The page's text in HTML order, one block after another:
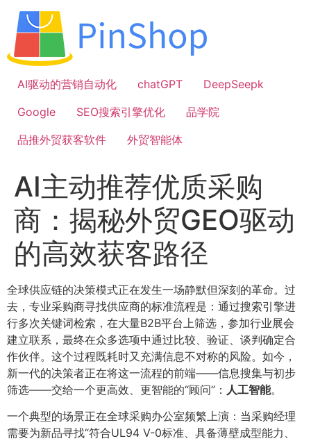
容
AI驱动的营销自动化
chatGPT
DeepSeepk
Google
SEO搜索引擎优化
品学院
品推外贸获客软件
外贸智能体
AI主动推荐优质采购
商：揭秘外贸GEO驱动
的高效获客路径
全球供应链的决策模式正在发生一场静默但深刻的革命。过
去，专业采购商寻找供应商的标准流程是：通过搜索引擎进
行多次关键词检索，在大量B2B平台上筛选，参加行业展会
建立联系，最终在众多选项中通过比较、验证、谈判确定合
作伙伴。这个过程既耗时又充满信息不对称的风险。如今，
新一代的决策者正在将这一流程的前端——信息搜集与初步
筛选——交给一个更高效、更智能的“顾问”：​ 人工智能​。
一个典型的场景正在全球采购办公室频繁上演：当采购经理
需要为新品寻找“符合UL94 V-0标准、具备薄壁成型能力、